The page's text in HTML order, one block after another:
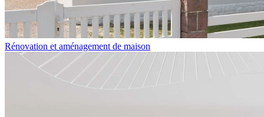
Rénovation et aménagement de maison